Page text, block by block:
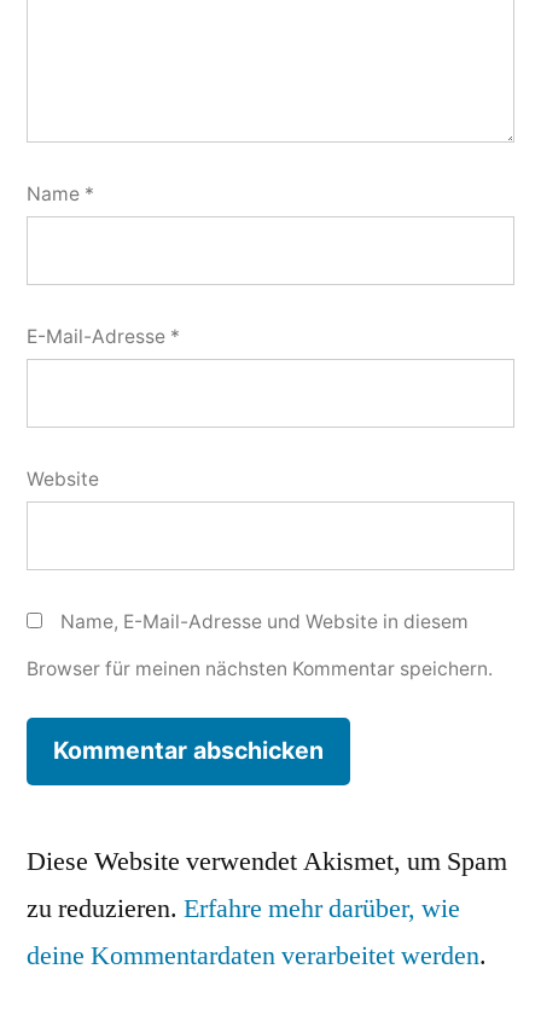
Name *
E-Mail-Adresse *
Website
Name, E-Mail-Adresse und Website in diesem
Browser für meinen nächsten Kommentar speichern.
Diese Website verwendet Akismet, um Spam
zu reduzieren. Erfahre mehr darüber, wie
deine Kommentardaten verarbeitet werden.